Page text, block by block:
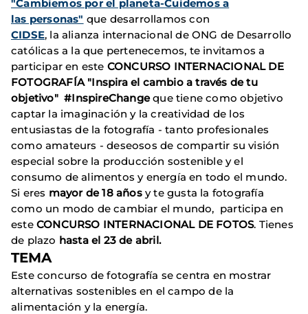
"Cambiemos por el planeta-Cuidemos a
las personas" que desarrollamos con
CIDSE, la alianza internacional de ONG de Desarrollo
católicas a la que pertenecemos, te invitamos a
participar en este CONCURSO INTERNACIONAL DE
FOTOGRAFÍA "Inspira el cambio a través de tu
objetivo" #InspireChangeque tiene como objetivo
captar la imaginación y la creatividad de los
entusiastas de la fotografía - tanto profesionales
como amateurs - deseosos de compartir su visión
especial sobre la producción sostenible y el
consumo de alimentos y energía en todo el mundo.
Si eres mayor de 18 añosy te gusta la fotografía
como un modo de cambiar el mundo, participa en
este CONCURSO INTERNACIONAL DE FOTOS. Tienes
de plazo hasta el 23 de abril.
TEMA
Este concurso de fotografía se centra en mostrar
alternativas sostenibles en el campo de la
alimentación y la energía.